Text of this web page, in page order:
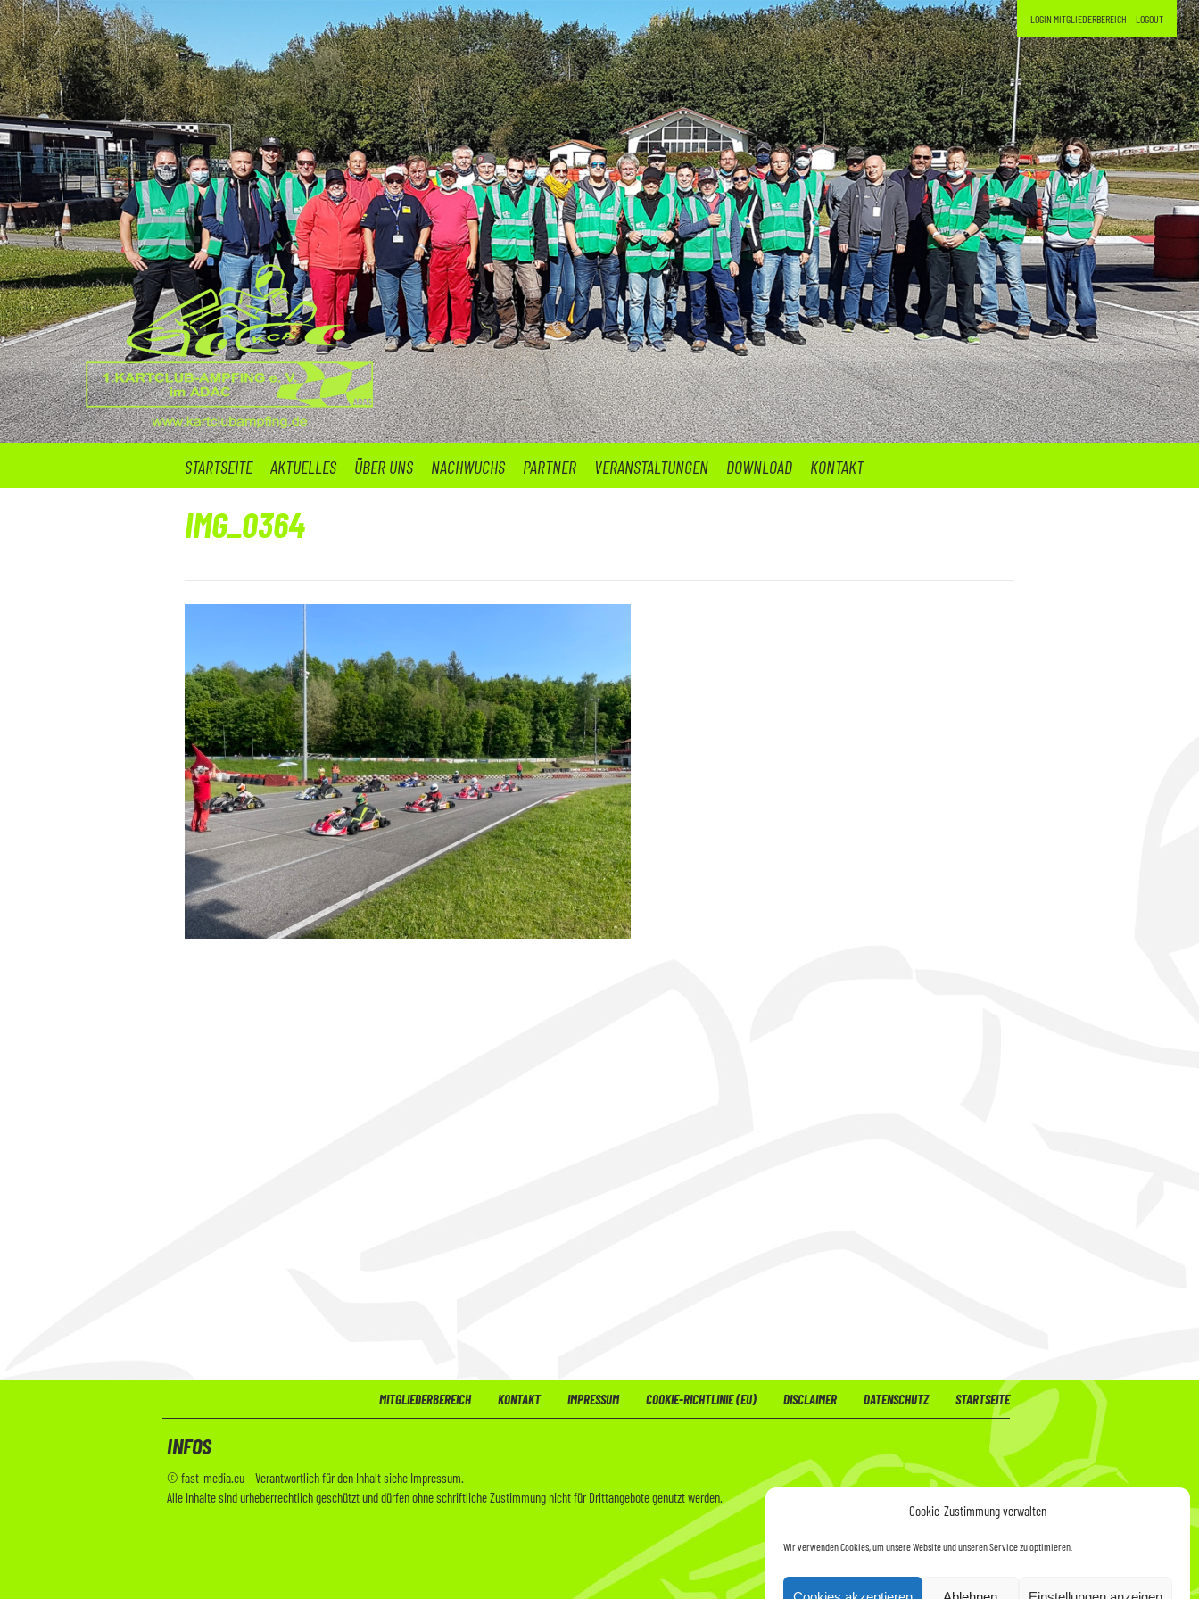
Cookie-Zustimmung verwalten
Wir verwenden Cookies, um unsere Website und unseren Service zu optimieren.
LOGIN MITGLIEDERBEREICH LOGOUT
STARTSEITE AKTUELLES ÜBER UNS NACHWUCHS PARTNER VERANSTALTUNGEN DOWNLOAD KONTAKT
IMG_0364
STARTSEITE
DATENSCHUTZ
DISCLAIMER
COOKIE-RICHTLINIE (EU)
IMPRESSUM
KONTAKT
MITGLIEDERBEREICH
INFOS
© fast-media.eu – Verantwortlich für den Inhalt siehe Impressum.
Alle Inhalte sind urheberrechtlich geschützt und dürfen ohne schriftliche Zustimmung nicht für Drittangebote genutzt werden.